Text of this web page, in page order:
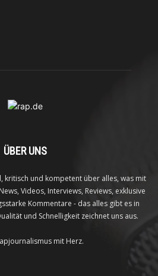
ÜBER UNS
kritisch und kompetent über alles, was mit
Videos, Interviews, Reviews, exklusive
Kommentare - das alles gibt es in
und Schnelligkeit zeichnet uns aus.
mit Herz.